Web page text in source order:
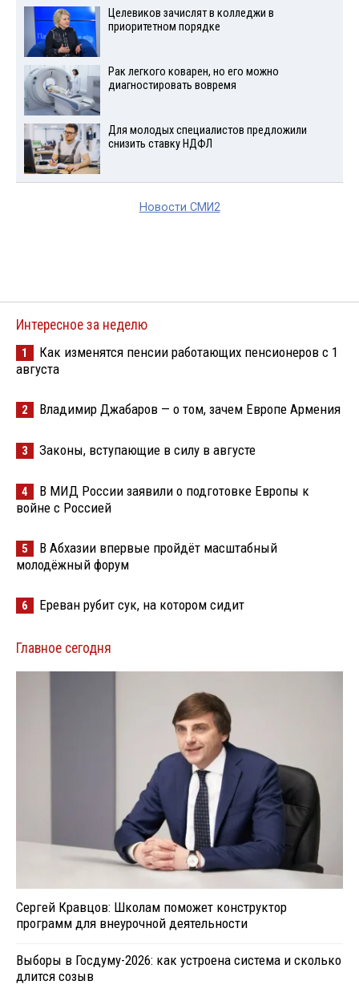
Целевиков зачислят в колледжи в
приоритетном порядке
Рак легкого коварен, но его можно
диагностировать вовремя
Для молодых специалистов предложили
снизить ставку НДФЛ
Новости СМИ2
Интересное за неделю
1
Как изменятся пенсии работающих пенсионеров с 1
августа
2 Владимир Джабаров — о том, зачем Европе Армения
3 Законы, вступающие в силу в августе
4
В МИД России заявили о подготовке Европы к
войне с Россией
5
В Абхазии впервые пройдёт масштабный
молодёжный форум
6 Ереван рубит сук, на котором сидит
Главное сегодня
Сергей Кравцов: Школам поможет конструктор
программ для внеурочной деятельности
Выборы в Госдуму-2026: как устроена система и сколько
длится созыв